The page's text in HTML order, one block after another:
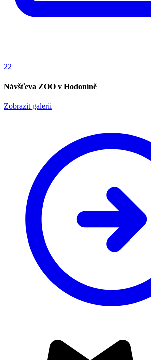
22
Návšťeva ZOO v Hodoníně
Zobrazit galerii